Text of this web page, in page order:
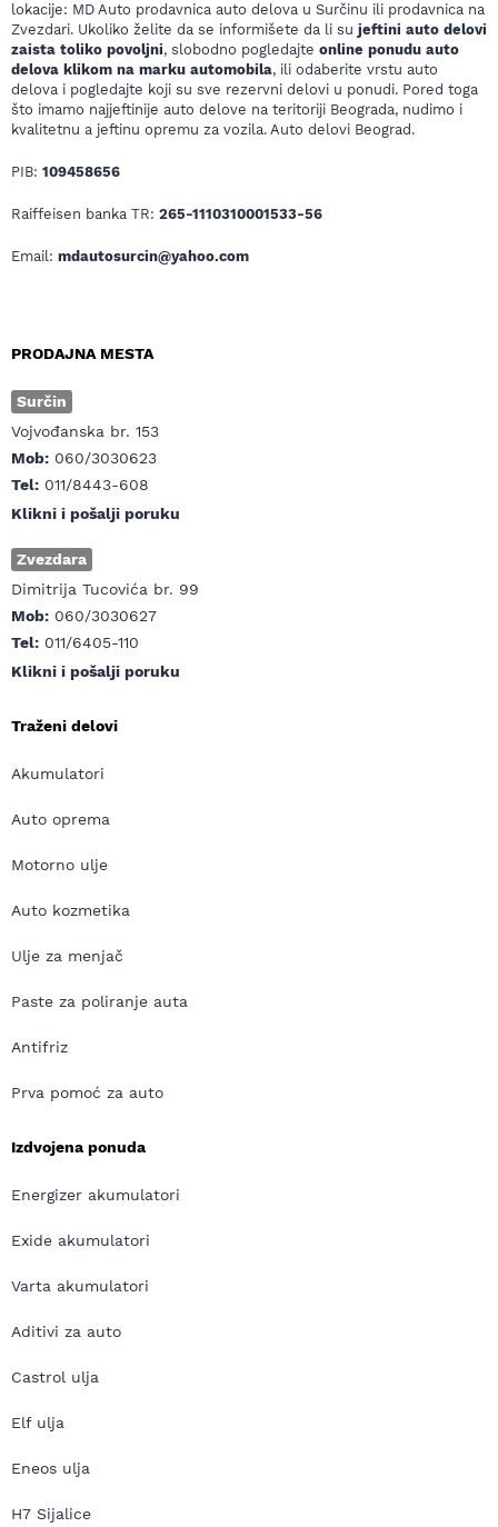
lokacije: MD Auto prodavnica auto delova u Surčinu ili prodavnica na
Zvezdari. Ukoliko želite da se informišete da li su jeftini auto delovi
zaista toliko povoljni, slobodno pogledajte online ponudu auto
delova klikom na marku automobila, ili odaberite vrstu auto
delova i pogledajte koji su sve rezervni delovi u ponudi. Pored toga
što imamo najjeftinije auto delove na teritoriji Beograda, nudimo i
kvalitetnu a jeftinu opremu za vozila. Auto delovi Beograd.
PIB: 109458656
Raiffeisen banka TR: 265-1110310001533-56
Email: mdautosurcin@yahoo.com
PRODAJNA MESTA
Surčin
Vojvođanska br. 153
Mob: 060/3030623
Tel: 011/8443-608
Klikni i pošalji poruku
Zvezdara
Dimitrija Tucovića br. 99
Mob: 060/3030627
Tel: 011/6405-110
Klikni i pošalji poruku
Traženi delovi
Akumulatori
Auto oprema
Motorno ulje
Auto kozmetika
Ulje za menjač
Paste za poliranje auta
Antifriz
Prva pomoć za auto
Izdvojena ponuda
Energizer akumulatori
Exide akumulatori
Varta akumulatori
Aditivi za auto
Castrol ulja
Elf ulja
Eneos ulja
H7 Sijalice